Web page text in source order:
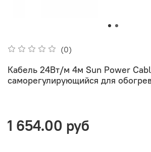
(0)
Кабель 24Вт/м 4м Sun Power
саморегулирующийся для
1 654.00 руб